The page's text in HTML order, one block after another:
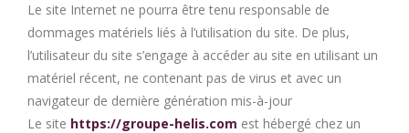
Le site Internet ne pourra être tenu responsable de
dommages matériels liés à l’utilisation du site. De plus,
l’utilisateur du site s’engage à accéder au site en utilisant un
matériel récent, ne contenant pas de virus et avec un
navigateur de dernière génération mis-à-jour
Le site https://groupe-helis.com est hébergé chez un